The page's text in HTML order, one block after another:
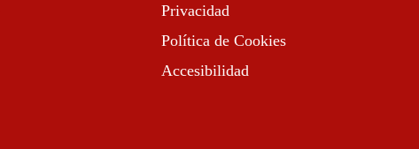
Privacidad
Política de Cookies
Accesibilidad